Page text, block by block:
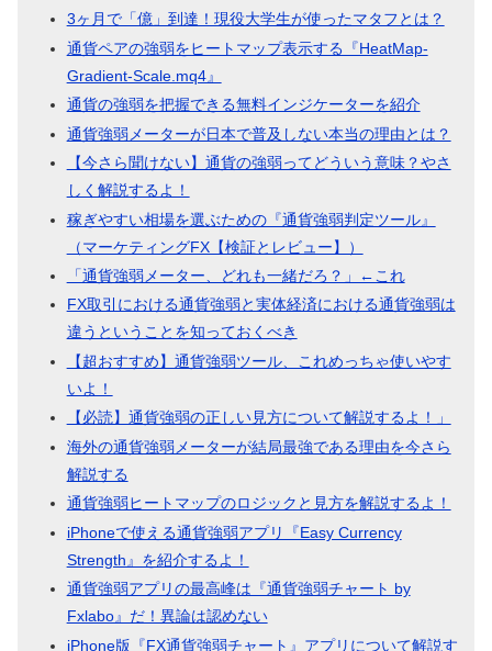
3ヶ月で「億」到達！現役大学生が使ったマタフとは？
通貨ペアの強弱をヒートマップ表示する『HeatMap-
Gradient-Scale.mq4』
通貨の強弱を把握できる無料インジケーターを紹介
通貨強弱メーターが日本で普及しない本当の理由とは？
【今さら聞けない】通貨の強弱ってどういう意味？やさ
しく解説するよ！
稼ぎやすい相場を選ぶための『通貨強弱判定ツール』
（マーケティングFX【検証とレビュー】）
「通貨強弱メーター、どれも一緒だろ？」←これ
FX取引における通貨強弱と実体経済における通貨強弱は
違うということを知っておくべき
【超おすすめ】通貨強弱ツール、これめっちゃ使いやす
いよ！
【必読】通貨強弱の正しい見方について解説するよ！」
海外の通貨強弱メーターが結局最強である理由を今さら
解説する
通貨強弱ヒートマップのロジックと見方を解説するよ！
iPhoneで使える通貨強弱アプリ『Easy Currency
Strength』を紹介するよ！
通貨強弱アプリの最高峰は『通貨強弱チャート by
Fxlabo』だ！異論は認めない
iPhone版『FX通貨強弱チャート』アプリについて解説す